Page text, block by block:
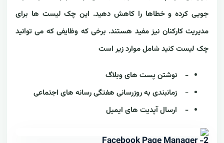
جویی کرده و خطاها را کاهش دهید. این چک لیست ها برای
مدیریت کارکنان نیز مفید هستند. برخی که وظایفی که می توانید
چک لیست کنید شامل موارد زیر است
- نوشتن پست های وبلاگ
- زمانبندی به روزرسانی هفتگی رسانه های اجتماعی
- ارسال آپدیت های ایمیل